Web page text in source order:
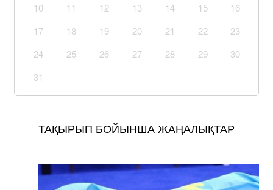
10
11 12 13 14 15
16
17
18 19 20 21 22
23
24
25 26 27 28 29
30
31
ТАҚЫРЫП БОЙЫНША ЖАҢАЛЫҚТАР